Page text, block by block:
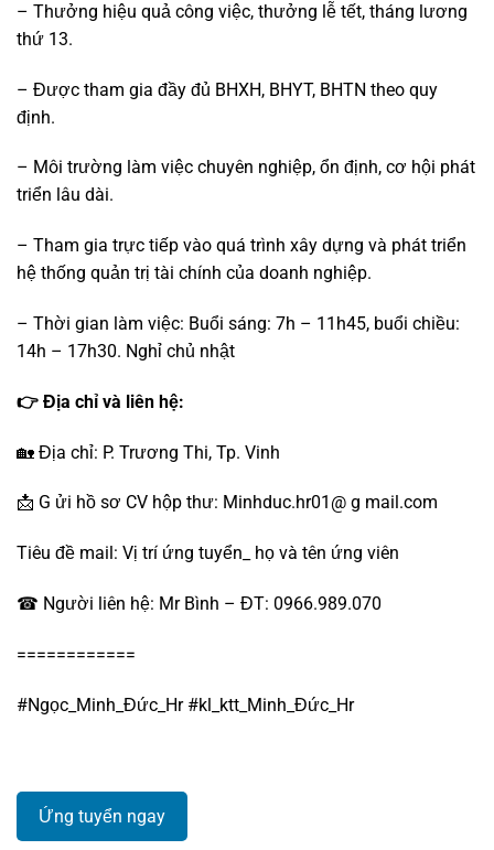
– Thưởng hiệu quả công việc, thưởng lễ tết, tháng lương
thứ 13.
– Được tham gia đầy đủ BHXH, BHYT, BHTN theo quy
định.
– Môi trường làm việc chuyên nghiệp, ổn định, cơ hội phát
triển lâu dài.
– Tham gia trực tiếp vào quá trình xây dựng và phát triển
hệ thống quản trị tài chính của doanh nghiệp.
– Thời gian làm việc: Buổi sáng: 7h – 11h45, buổi chiều:
14h – 17h30. Nghỉ chủ nhật
👉 Địa chỉ và liên hệ:
🏡 Địa chỉ: P. Trương Thi, Tp. Vinh
📩 G ửi hồ sơ CV hộp thư: Minhduc.hr01@ g mail.com
Tiêu đề mail: Vị trí ứng tuyển_ họ và tên ứng viên
☎ Người liên hệ: Mr Bình – ĐT: 0966.989.070
============
#Ngọc_Minh_Đức_Hr #kl_ktt_Minh_Đức_Hr
Ứng tuyển ngay